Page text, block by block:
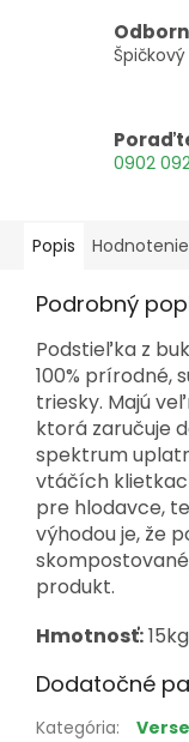
0902
Popis
Podrobný
Podstieľka z
100% prírodné,
triesky. Majú
ktorá zaručuje
spektrum
vtáčích
pre hlodavce,
výhodou je, že
produkt.
Hmotnosť:
Dodatočné
Kategória: